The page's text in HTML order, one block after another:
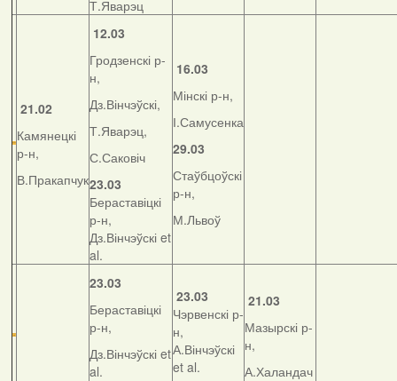
Т.Яварэц
21.02
Камянецкі
р-н,
В.Пракапчук
12.03
Гродзенскі р-
н,
Дз.Вінчэўскі,
Т.Яварэц,
С.Саковіч
23.03
Бераставіцкі
р-н,
Дз.Вінчэўскі et
al.
16.03
Мінскі р-н,
І.Самусенка
29.03
Стаўбцоўскі
р-н,
М.Львоў
23.03
Бераставіцкі
р-н,
Дз.Вінчэўскі et
al.
23.03
Чэрвенскі р-
н,
А.Вінчэўскі
et al.
21.03
Мазырскі р-
н,
А.Халандач